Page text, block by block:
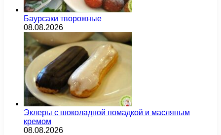
Баурсаки творожные
08.08.2026
Эклеры с шоколадной помадкой и масляным
кремом
08.08.2026